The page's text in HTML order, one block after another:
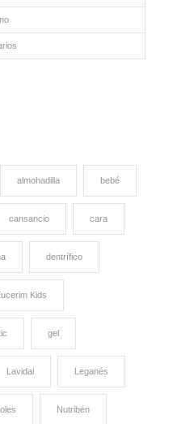
almohadilla bebé
cansancio cara
dentrífico
Kids
gel
Lavidal Leganés
Nutribén